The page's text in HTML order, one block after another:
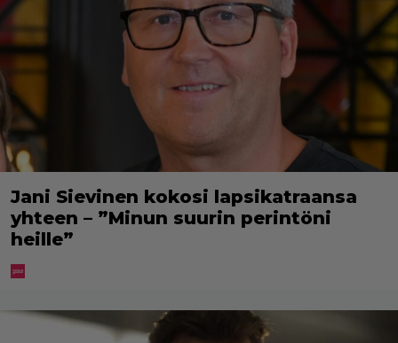
Jani Sievinen kokosi lapsikatraansa
yhteen – ”Minun suurin perintöni
heille”